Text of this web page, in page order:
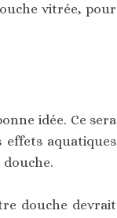
vitrée, pour
idée. Ce sera
aquatiques
douche devrait